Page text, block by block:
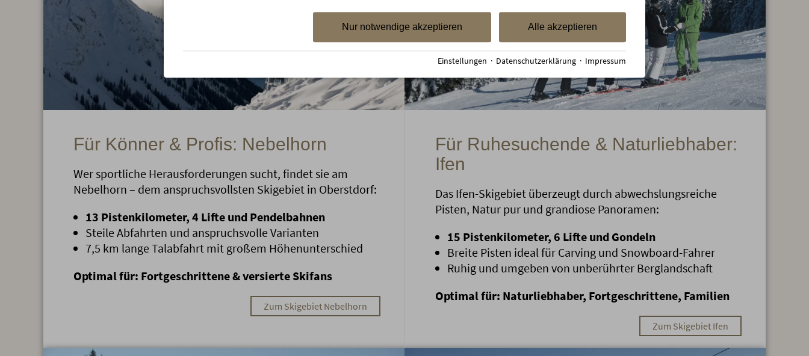
Für Könner & Profis: Nebelhorn
Wer sportliche Herausforderungen sucht, findet sie am
Nebelhorn – dem anspruchsvollsten Skigebiet in Oberstdorf:
13 Pistenkilometer, 4 Lifte und Pendelbahnen
Steile Abfahrten und anspruchsvolle Varianten
7,5 km lange Talabfahrt mit großem Höhenunterschied
Optimal für: Fortgeschrittene & versierte Skifans
Zum Skigebiet Nebelhorn
Für Ruhesuchende & Naturliebhaber:
Ifen
Das Ifen-Skigebiet überzeugt durch abwechslungsreiche
Pisten, Natur pur und grandiose Panoramen:
15 Pistenkilometer, 6 Lifte und Gondeln
Breite Pisten ideal für Carving und Snowboard-Fahrer
Ruhig und umgeben von unberührter Berglandschaft
Optimal für: Naturliebhaber, Fortgeschrittene, Familien
Zum Skigebiet Ifen
Alle akzeptieren
Nur notwendige akzeptieren
Einstellungen · Datenschutzerklärung · Impressum